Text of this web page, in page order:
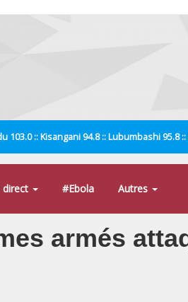
103.0 :: Kisangani 94.8 :: Lubumbashi 95.8
direct #Ebola Autres
armés